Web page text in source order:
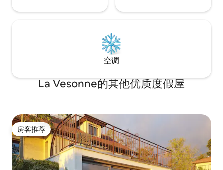
空调
La Vesonne的其他优质度假屋
房客推荐
房客推荐